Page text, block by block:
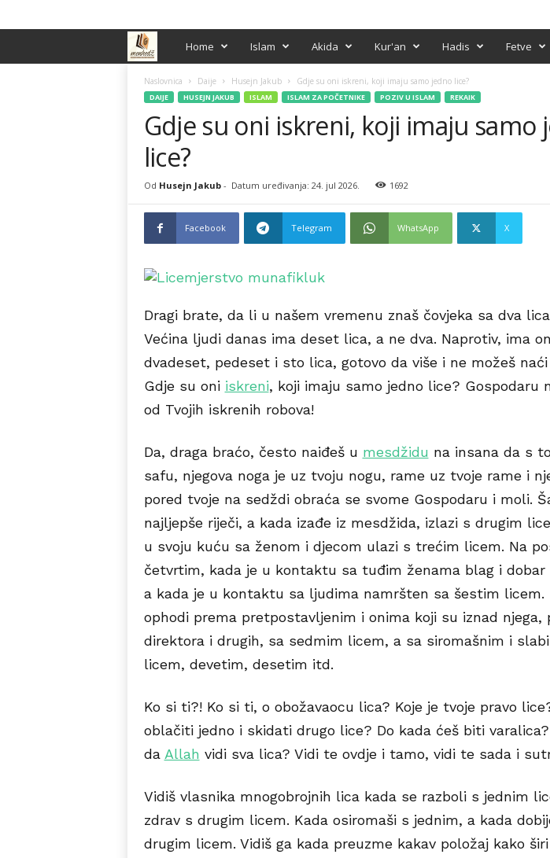
e
n
e
Home Islam Akida Kur'an Hadis Fetve
Naslovnica Daije Husejn Jakub Gdje su oni iskreni, koji imaju samo jedno lice?
DAIJE HUSEJN JAKUB ISLAM ISLAM ZA POČETNIKE POZIV U ISLAM REKAIK
Gdje su oni iskreni, koji imaju samo
lice?
Od Husejn Jakub- Datum uređivanja: 24. jul 2026. 1692
Facebook Telegram WhatsApp X
Dragi brate, da li u našem vremenu znaš čovjeka sa dva
Većina ljudi danas ima deset lica, a ne dva. Naprotiv, ima
dvadeset, pedeset i sto lica, gotovo da više i ne možeš
Gdje su oni iskreni, koji imaju samo jedno lice? Gospodaru
od Tvojih iskrenih robova!
Da, draga braćo, često naiđeš u mesdžidu na insana da s
safu, njegova noga je uz tvoju nogu, rame uz tvoje rame i
pored tvoje na sedždi obraća se svome Gospodaru i moli.
najljepše riječi, a kada izađe iz mesdžida, izlazi s drugim
u svoju kuću sa ženom i djecom ulazi s trećim licem. Na
četvrtim, kada je u kontaktu sa tuđim ženama blag i
a kada je u kontaktu sa ljudima namršten sa šestim licem.
ophodi prema pretpostavljenim i onima koji su iznad njega,
direktora i drugih, sa sedmim licem, a sa siromašnim i
licem, devetim, desetim itd.
Ko si ti?! Ko si ti, o obožavaocu lica? Koje je tvoje pravo
oblačiti jedno i skidati drugo lice? Do kada ćeš biti
da Allah vidi sva lica? Vidi te ovdje i tamo, vidi te sada i
Vidiš vlasnika mnogobrojnih lica kada se razboli s jednim
zdrav s drugim licem. Kada osiromaši s jednim, a kada
drugim licem. Vidiš ga kada preuzme kakav položaj kako